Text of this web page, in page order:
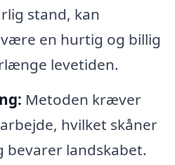
stand, kan
en hurtig og billig
levetiden.
Metoden kræver
hvilket skåner
bevarer landskabet.